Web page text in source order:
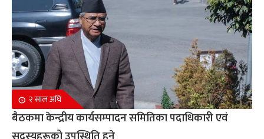
२ साल अघि
बैठकमा केन्द्रीय कार्यसम्पादन समितिका पदाधिकारी एवं